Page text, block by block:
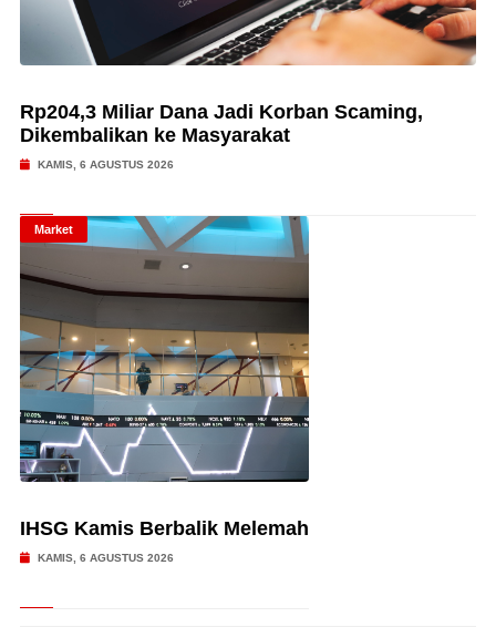
Rp204,3 Miliar Dana Jadi Korban Scaming,
Dikembalikan ke Masyarakat
KAMIS, 6 AGUSTUS 2026
Market
IHSG Kamis Berbalik Melemah
KAMIS, 6 AGUSTUS 2026